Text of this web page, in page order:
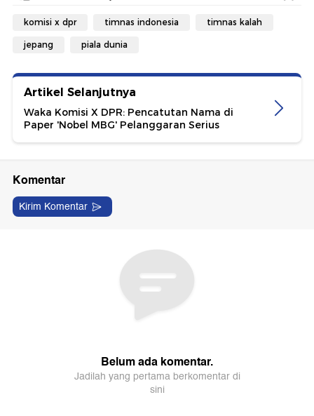
komisi x dpr timnas indonesia timnas kalah
jepang piala dunia
Artikel Selanjutnya
Waka Komisi X DPR: Pencatutan Nama di
Paper 'Nobel MBG' Pelanggaran Serius